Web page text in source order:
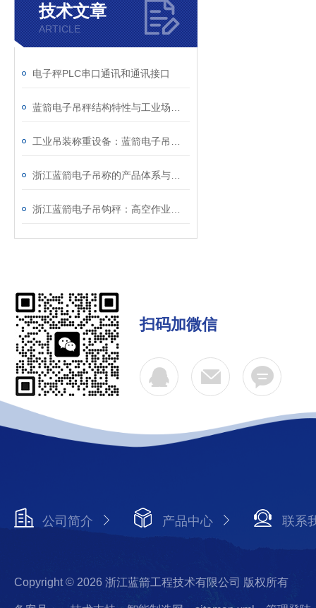
技术文章
ARTICLE
电子秤PLC串口通讯和通讯接口
扫码加微信
公司简介 产品中心 联系
Copyright © 2026 浙江蓝箭工程技术有限公司 版权所有